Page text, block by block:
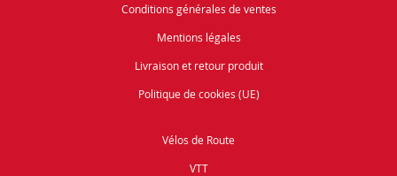
Conditions générales de ventes
Mentions légales
Livraison et retour produit
Politique de cookies (UE)
Vélos de Route
VTT